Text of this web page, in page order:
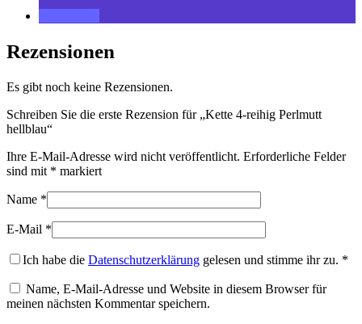
Rezensionen
Es gibt noch keine Rezensionen.
Schreiben Sie die erste Rezension für „Kette 4-reihig Perlmutt
hellblau“
Ihre E-Mail-Adresse wird nicht veröffentlicht. Erforderliche Felder
sind mit * markiert
Name *
E-Mail *
Ich habe die Datenschutzerklärung gelesen und stimme ihr zu. *
Name, E-Mail-Adresse und Website in diesem Browser für
meinen nächsten Kommentar speichern.